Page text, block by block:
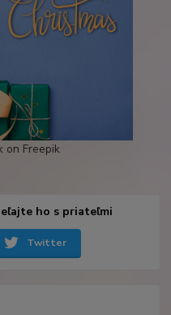
on Freepik
ho s priateľmi
Twitter